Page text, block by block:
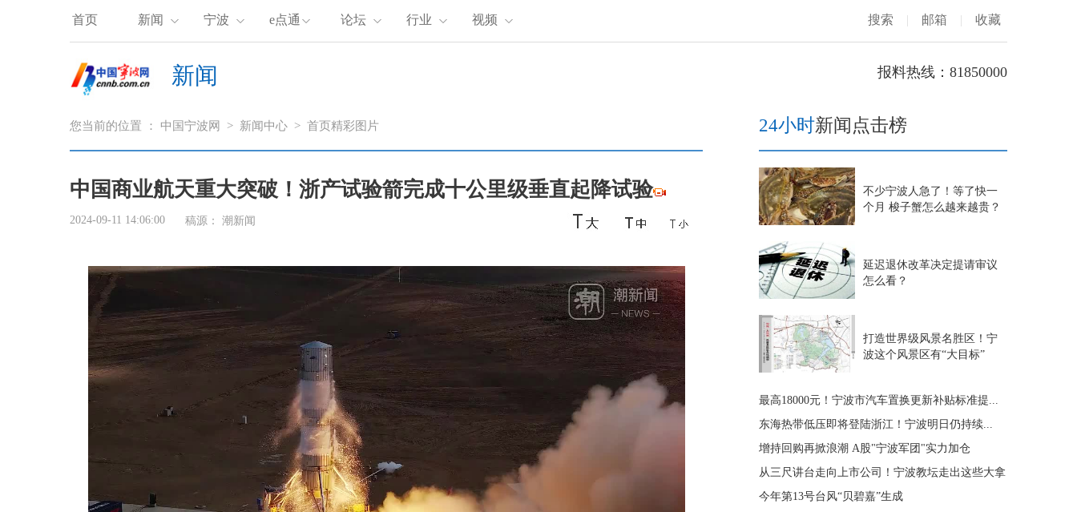
首页 新闻 宁波 e点通 论坛 行业 视频 搜索 | 邮箱 | 收藏
新闻 报料热线：81850000
您当前的位置 ： 中国宁波网 > 新闻中心 > 首页精彩图片
中国商业航天重大突破！浙产试验箭完成十公里级垂直起降试验
2024-09-11 14:06:00 稿源： 潮新闻
24小时新闻点击榜
不少宁波人急了！等了快一
个月 梭子蟹怎么越来越贵？
延迟退休改革决定提请审议
怎么看？
打造世界级风景名胜区！宁
波这个风景区有“大目标”
最高18000元！宁波市汽车置换更新补贴标准提...
东海热带低压即将登陆浙江！宁波明日仍持续...
增持回购再掀浪潮 A股"宁波军团"实力加仓
从三尺讲台走向上市公司！宁波教坛走出这些大拿
今年第13号台风“贝碧嘉”生成